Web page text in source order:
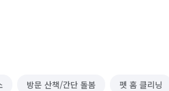
방문 산책/간단 돌봄 펫 홈 클리닝